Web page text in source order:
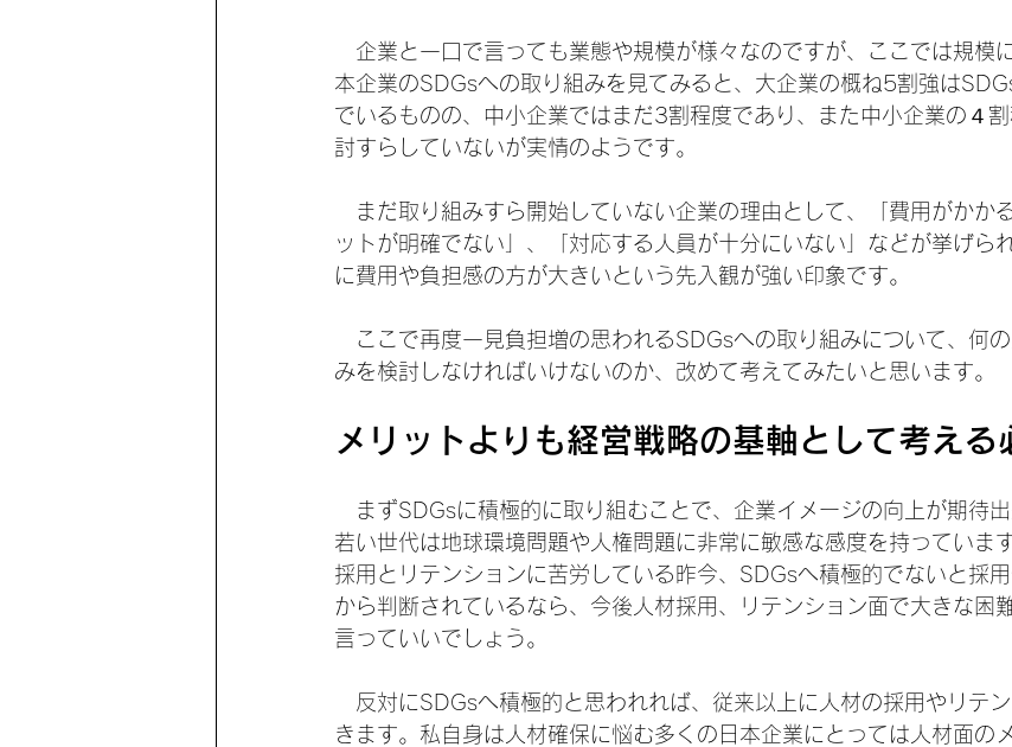
企業と一口で言っても業態や規模が様々なのですが、ここでは規模
本企業のSDGsへの取り組みを見てみると、大企業の概ね5割強は
でいるものの、中小企業ではまだ3割程度であり、また中小企業の４
討すらしていないが実情のようです。
まだ取り組みすら開始していない企業の理由として、「費用がかか
ットが明確でない」、「対応する人員が十分にいない」などが挙げら
に費用や負担感の方が大きいという先入観が強い印象です。
ここで再度一見負担増の思われるSDGsへの取り組みについて、何
みを検討しなければいけないのか、改めて考えてみたいと思います。
メリットよりも経営戦略の基軸として考える
まずSDGsに積極的に取り組むことで、企業イメージの向上が期待
若い世代は地球環境問題や人権問題に非常に敏感な感度を持っていま
採用とリテンションに苦労している昨今、SDGsへ積極的でないと採
から判断されているなら、今後人材採用、リテンション面で大きな困
言っていいでしょう。
反対にSDGsへ積極的と思われれば、従来以上に人材の採用やリテ
きます。私自身は人材確保に悩む多くの日本企業にとっては人材面の